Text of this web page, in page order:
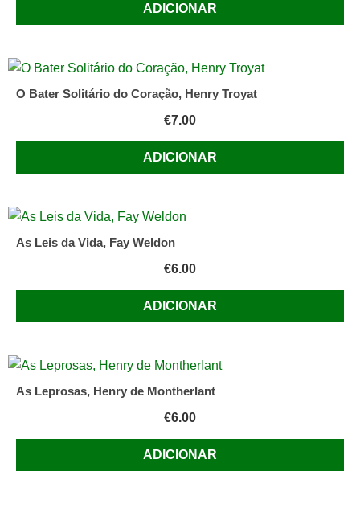
ADICIONAR
O Bater Solitário do Coração, Henry Troyat
€7.00
ADICIONAR
As Leis da Vida, Fay Weldon
€6.00
ADICIONAR
As Leprosas, Henry de Montherlant
€6.00
ADICIONAR